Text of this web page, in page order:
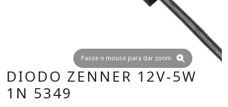
Passe o mouse para dar zoom
DIODO ZENNER 12V-5W
1N 5349